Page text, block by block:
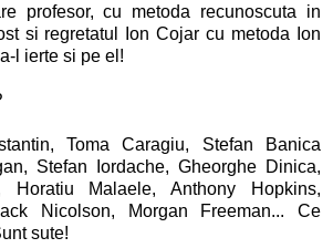
profesor, cu metoda recunoscuta in
si regretatul Ion Cojar cu metoda Ion
l ierte si pe el!
Toma Caragiu, Stefan Banica
Stefan Iordache, Gheorghe Dinica,
Horatiu Malaele, Anthony Hopkins,
Nicolson, Morgan Freeman... Ce
sute!